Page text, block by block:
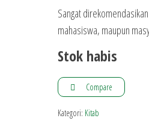
Sangat
mahasiswa, maupun
Stok habis
Compare
Kategori: Kitab